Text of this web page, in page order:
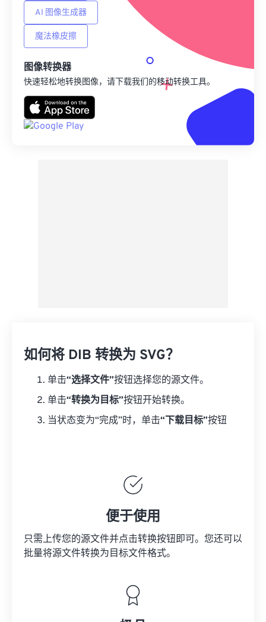
AI 图像生成器
魔法橡皮擦
图像转换器
快速轻松地转换图像，请下载我们的移动转换工具。
如何将 DIB 转换为 SVG？
单击“选择文件”按钮选择您的源文件。
单击“转换为目标”按钮开始转换。
当状态变为“完成”时，单击“下载目标”按钮
便于使用
只需上传您的源文件并点击转换按钮即可。您还可以
批量将源文件转换为目标文件格式。